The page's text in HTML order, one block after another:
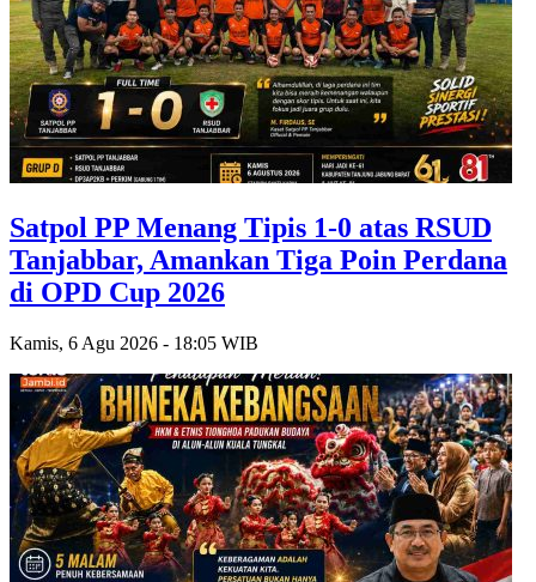
Satpol PP Menang Tipis 1-0 atas RSUD
Tanjabbar, Amankan Tiga Poin Perdana
di OPD Cup 2026
Kamis, 6 Agu 2026 - 18:05 WIB